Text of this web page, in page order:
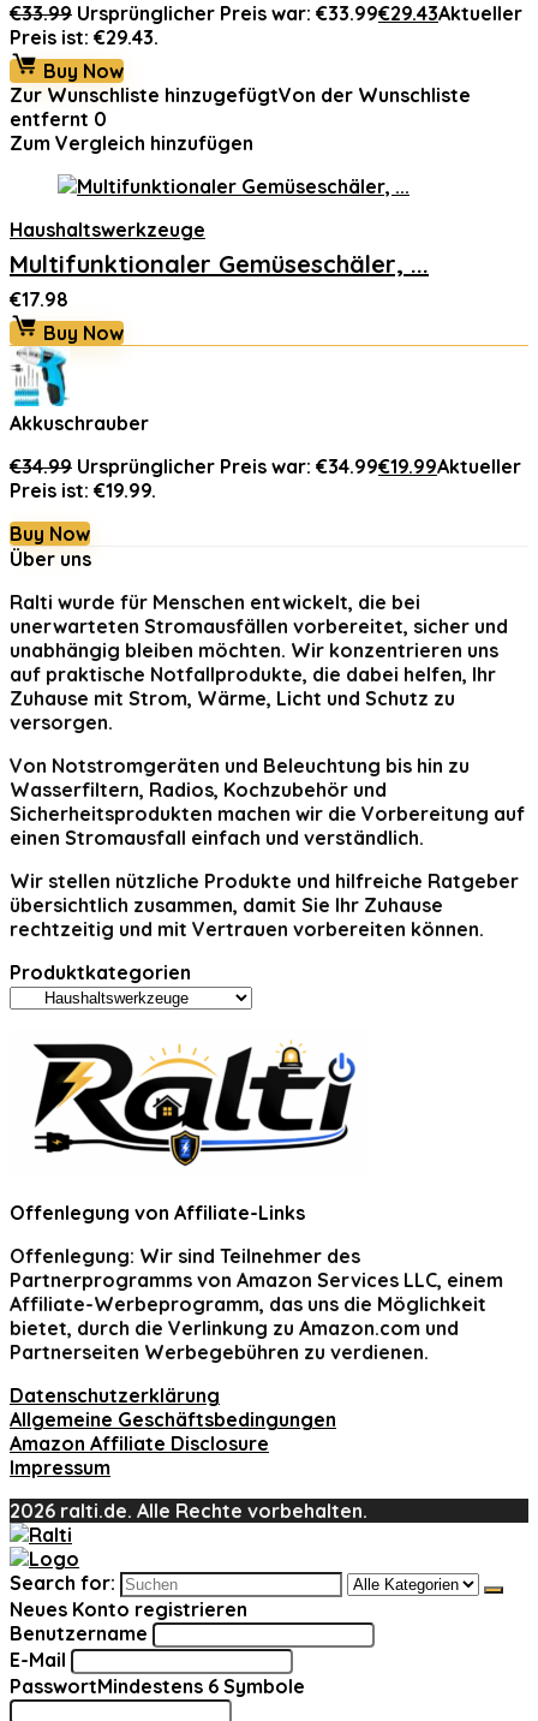
€33.99 Ursprünglicher Preis war: €33.99€29.43Aktueller
Preis ist: €29.43.
Buy Now
Zur Wunschliste hinzugefügtVon der Wunschliste
entfernt 0
Zum Vergleich hinzufügen
Haushaltswerkzeuge
Multifunktionaler Gemüseschäler, ...
€17.98
Buy Now
Akkuschrauber
€34.99 Ursprünglicher Preis war: €34.99€19.99Aktueller
Preis ist: €19.99.
Buy Now
Über uns
Ralti wurde für Menschen entwickelt, die bei
unerwarteten Stromausfällen vorbereitet, sicher und
unabhängig bleiben möchten. Wir konzentrieren uns
auf praktische Notfallprodukte, die dabei helfen, Ihr
Zuhause mit Strom, Wärme, Licht und Schutz zu
versorgen.
Von Notstromgeräten und Beleuchtung bis hin zu
Wasserfiltern, Radios, Kochzubehör und
Sicherheitsprodukten machen wir die Vorbereitung auf
einen Stromausfall einfach und verständlich.
Wir stellen nützliche Produkte und hilfreiche Ratgeber
übersichtlich zusammen, damit Sie Ihr Zuhause
rechtzeitig und mit Vertrauen vorbereiten können.
Produktkategorien
Offenlegung von Affiliate-Links
Offenlegung: Wir sind Teilnehmer des
Partnerprogramms von Amazon Services LLC, einem
Affiliate-Werbeprogramm, das uns die Möglichkeit
bietet, durch die Verlinkung zu Amazon.com und
Partnerseiten Werbegebühren zu verdienen.
Datenschutzerklärung
Allgemeine Geschäftsbedingungen
Amazon Affiliate Disclosure
Impressum
2026 ralti.de. Alle Rechte vorbehalten.
Search for:
Neues Konto registrieren
Benutzername
E-Mail
PasswortMindestens 6 Symbole